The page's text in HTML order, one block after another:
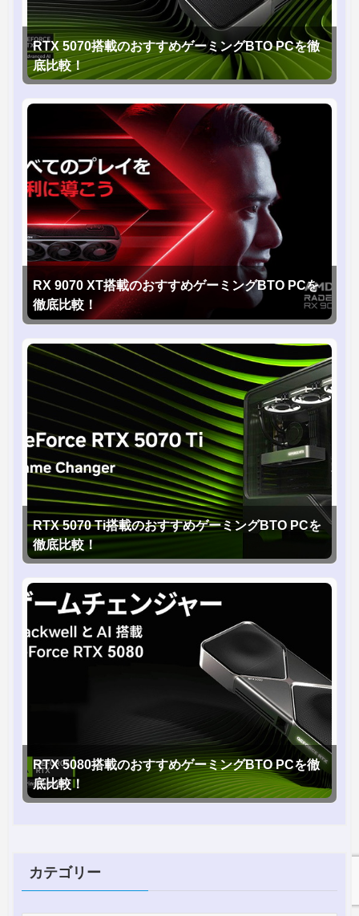
RTX 5070搭載のおすすめゲーミングBTO PCを徹
底比較！
RX 9070 XT搭載のおすすめゲーミングBTO PCを
徹底比較！
RTX 5070 Ti搭載のおすすめゲーミングBTO PCを
徹底比較！
RTX 5080搭載のおすすめゲーミングBTO PCを徹
底比較！
カテゴリー